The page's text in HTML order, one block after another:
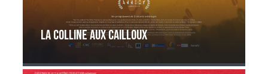
La Colline aux cailloux